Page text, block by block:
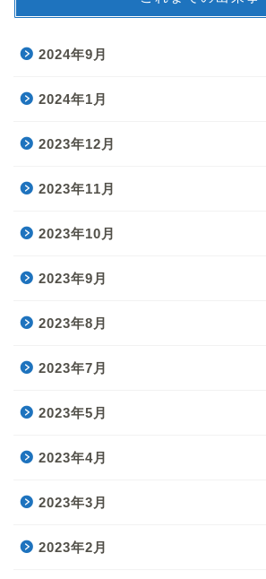
2024年9月
2024年1月
2023年12月
2023年11月
2023年10月
2023年9月
2023年8月
2023年7月
2023年5月
2023年4月
2023年3月
2023年2月